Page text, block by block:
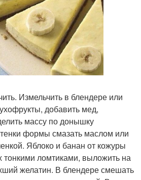
Измельчить в блендере или
добавить мед,
массу по донышку
формы смазать маслом или
Яблоко и банан от кожуры
тонкими ломтиками, выложить на
желатин. В блендере смешать